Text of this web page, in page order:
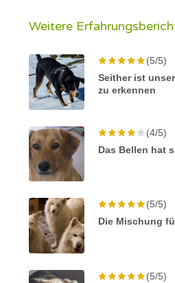
Weitere
(5/5)
Seither ist
zu erkennen
(4/5)
Das Bellen hat
(5/5)
Die Mischung
(5/5)